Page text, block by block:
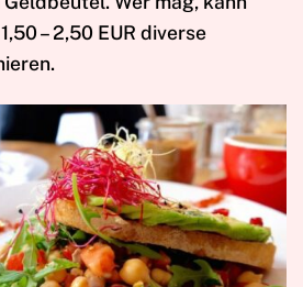
– 2,50 EUR diverse